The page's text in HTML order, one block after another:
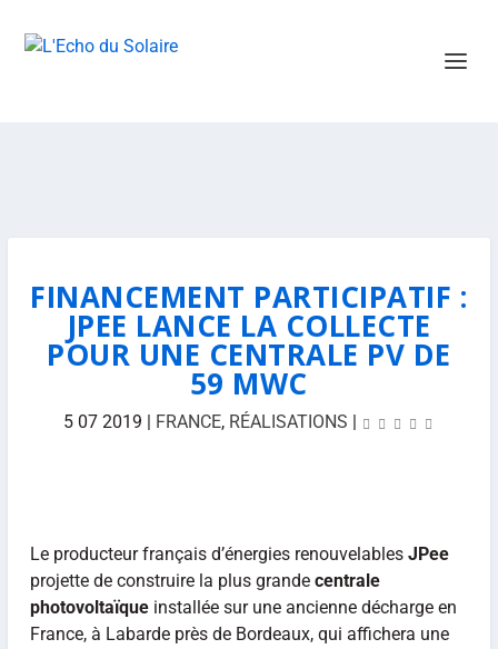
FINANCEMENT PARTICIPATIF :
JPEE LANCE LA COLLECTE
POUR UNE CENTRALE PV DE
59 MWC
5 07 2019 | FRANCE, RÉALISATIONS |
Le producteur français d’énergies renouvelables JPee
projette de construire la plus grande centrale
photovoltaïqueinstallée sur une ancienne décharge en
France, à Labarde près de Bordeaux, qui affichera une